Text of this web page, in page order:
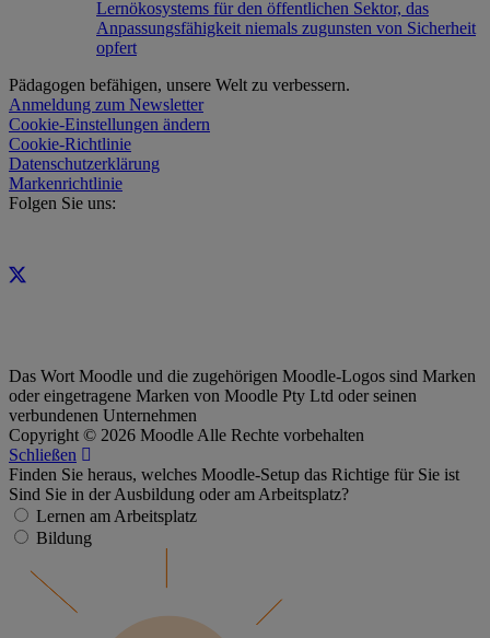
Lernökosystems für den öffentlichen Sektor, das
Anpassungsfähigkeit niemals zugunsten von Sicherheit
opfert
Pädagogen befähigen, unsere Welt zu verbessern.
Anmeldung zum Newsletter
Cookie-Einstellungen ändern
Cookie-Richtlinie
Datenschutzerklärung
Markenrichtlinie
Folgen Sie uns:
Das Wort Moodle und die zugehörigen Moodle-Logos sind Marken
oder eingetragene Marken von Moodle Pty Ltd oder seinen
verbundenen Unternehmen
Copyright © 2026 Moodle Alle Rechte vorbehalten
Schließen
Finden Sie heraus, welches Moodle-Setup das Richtige für Sie ist
Sind Sie in der Ausbildung oder am Arbeitsplatz?
Lernen am Arbeitsplatz
Bildung